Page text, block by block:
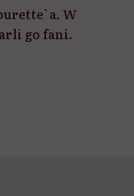
W
go fani.